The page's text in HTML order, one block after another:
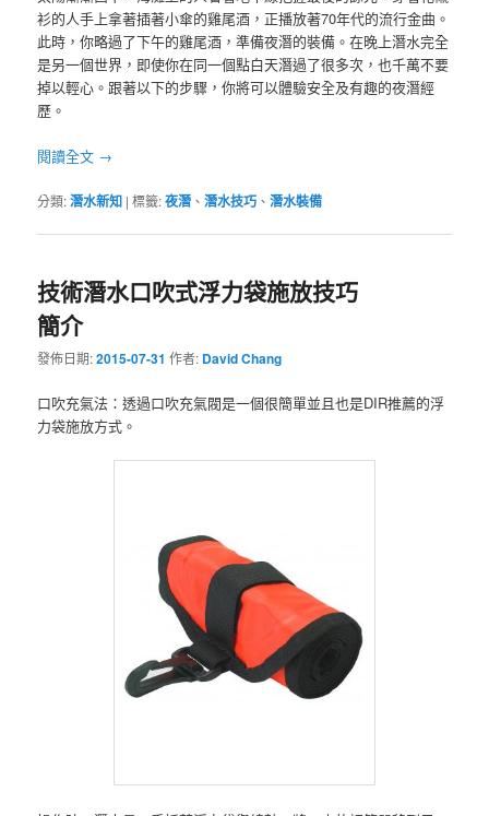
衫的人手上拿著插著小傘的雞尾酒，正播放著70年代的流行金曲。
此時，你略過了下午的雞尾酒，準備夜潛的裝備。在晚上潛水完全
是另一個世界，即使你在同一個點白天潛過了很多次，也千萬不要
掉以輕心。跟著以下的步驟，你將可以體驗安全及有趣的夜潛經
歷。
閱讀全文 →
分類:潛水新知 |標籤:夜潛 、潛水技巧 、潛水裝備
技術潛水口吹式浮力袋施放技巧
簡介
發佈日期:2015-07-31 作者: David Chang
口吹充氣法：透過口吹充氣閥是一個很簡單並且也是DIR推薦的浮
力袋施放方式。